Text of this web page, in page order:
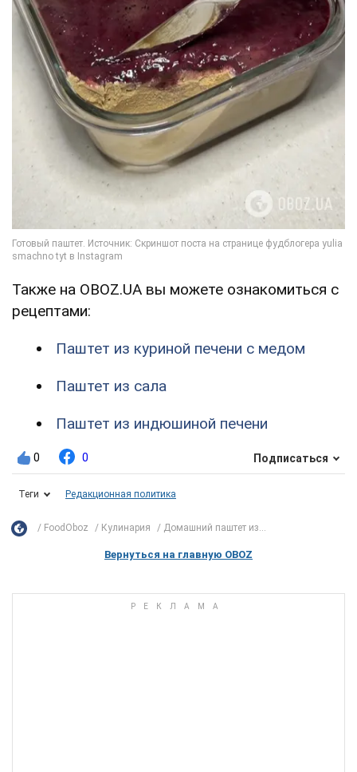
Также на OBOZ.UA вы можете ознакомиться с
рецептами:
Паштет из куриной печени с медом
Паштет из сала
Паштет из индюшиной печени
0 0 Подписаться
Теги Редакционная политика
FoodOboz Кулинария Домашний паштет из...
Вернуться на главную OBOZ